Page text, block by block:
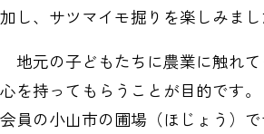
加し、サツマイモ掘りを楽しみまし
地元の子どもたちに農業に触れ
心を持ってもらうことが目的です
会員の小山市の圃場（ほじょう）